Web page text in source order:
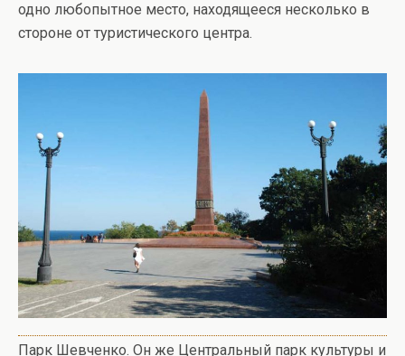
одно любопытное место, находящееся несколько в
стороне от туристического центра.
Парк Шевченко. Он же Центральный парк культуры и